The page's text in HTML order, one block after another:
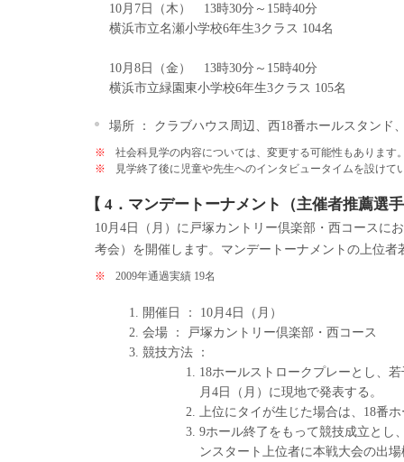
10月7日（木） 13時30分～15時40分
横浜市立名瀬小学校6年生3クラス 104名
10月8日（金） 13時30分～15時40分
横浜市立緑園東小学校6年生3クラス 105名
場所 ： クラブハウス周辺、西18番ホールスタンド
※
社会科見学の内容については、変更する可能性もあります
※
見学終了後に児童や先生へのインタビュータイムを設けて
【 4．マンデートーナメント（主催者推薦選
10月4日（月）に戸塚カントリー倶楽部・西コースに
考会）を開催します。マンデートーナメントの上位者
※ 2009年通過実績 19名
開催日 ： 10月4日（月）
会場 ： 戸塚カントリー倶楽部・西コース
競技方法 ：
18ホールストロークプレーとし、
月4日（月）に現地で発表する。
上位にタイが生じた場合は、18番
9ホール終了をもって競技成立とし
ンスタート上位者に本戦大会の出